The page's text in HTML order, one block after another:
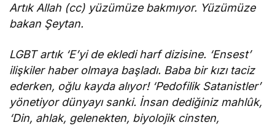
Artık Allah (cc) yüzümüze bakmıyor. Yüzümüze
bakan Şeytan.
LGBT artık ‘E’yi de ekledi harf dizisine. ‘Ensest’
ilişkiler haber olmaya başladı. Baba bir kızı taciz
ederken, oğlu kayda alıyor! ‘Pedofilik Satanistler’
yönetiyor dünyayı sanki. İnsan dediğiniz mahlûk,
‘Din, ahlak, gelenekten, biyolojik cinsten,